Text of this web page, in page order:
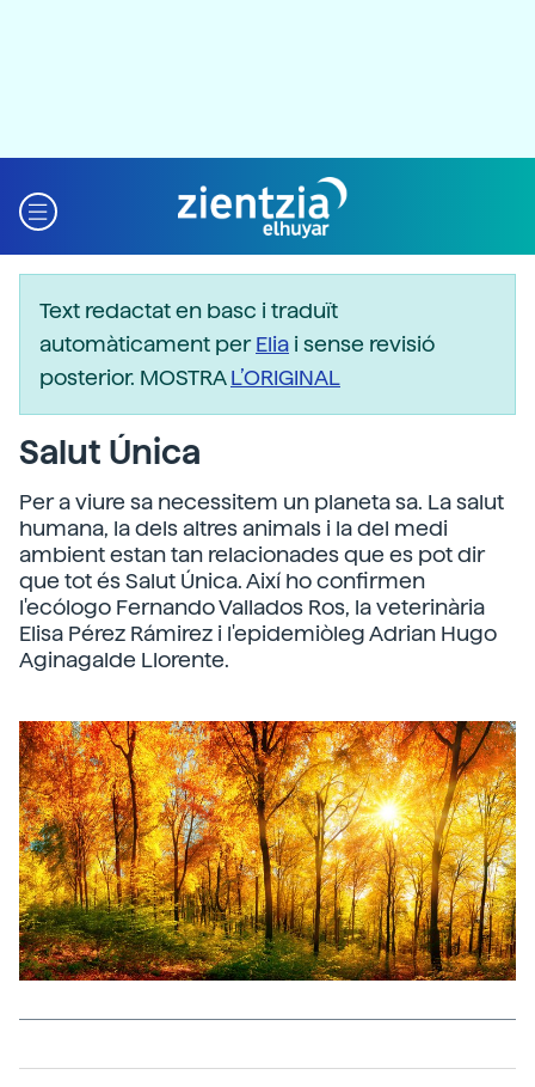
Text redactat en basc i traduït
automàticament perElia i sense revisió
posterior. MOSTRAL’ORIGINAL
Salut Única
Per a viure sa necessitem un planeta sa. La salut
humana, la dels altres animals i la del medi
ambient estan tan relacionades que es pot dir
que tot és Salut Única. Així ho confirmen
l'ecólogo Fernando Vallados Ros, la veterinària
Elisa Pérez Rámirez i l'epidemiòleg Adrian Hugo
Aginagalde Llorente.